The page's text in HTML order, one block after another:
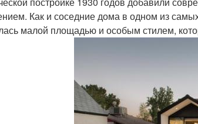
Как и соседние дома в одном из
малой площадью и особым стилем,